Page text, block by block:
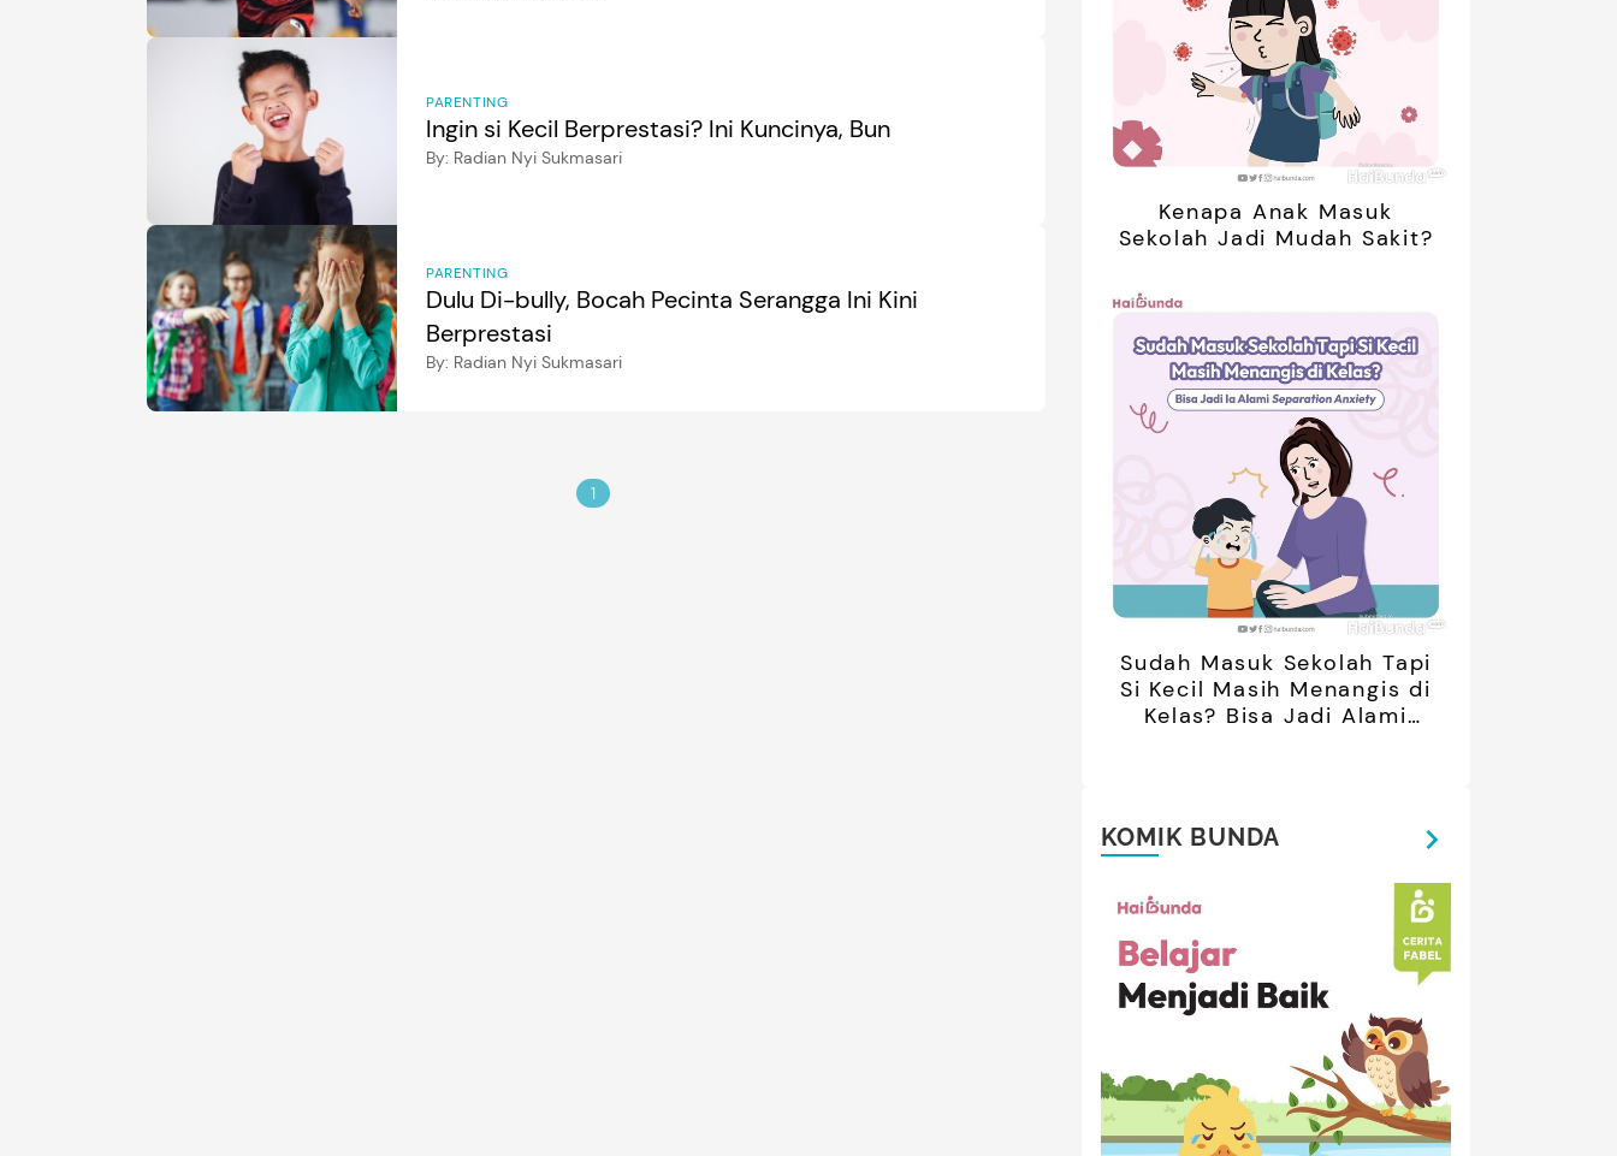
PARENTING
Ingin si Kecil Berprestasi? Ini Kuncinya, Bun
By: Radian Nyi Sukmasari
PARENTING
Dulu Di-bully, Bocah Pecinta Serangga Ini Kini
Berprestasi
By: Radian Nyi Sukmasari
1
Kenapa Anak Masuk
Sekolah Jadi Mudah Sakit?
Sudah Masuk Sekolah Tapi
Si Kecil Masih Menangis di
Kelas? Bisa Jadi Alami
KOMIK BUNDA